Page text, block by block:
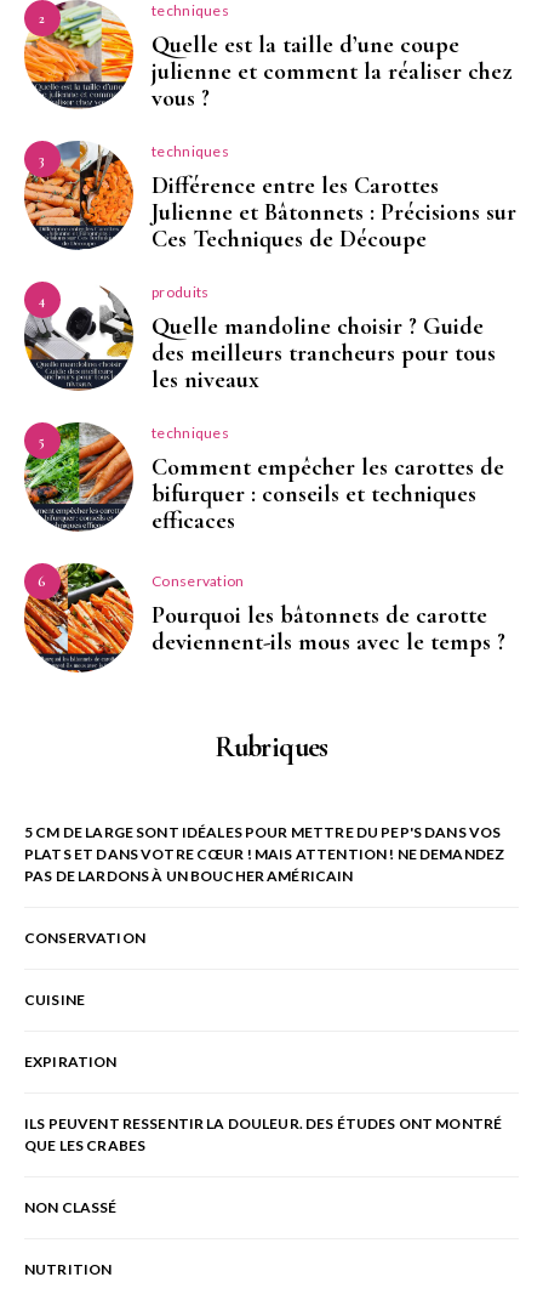
2 techniques
Quelle est la taille d’une coupe
julienne et comment la réaliser chez
vous ?
3 techniques
Différence entre les Carottes
Julienne et Bâtonnets : Précisions sur
Ces Techniques de Découpe
4 produits
Quelle mandoline choisir ? Guide
des meilleurs trancheurs pour tous
les niveaux
5 techniques
Comment empêcher les carottes de
bifurquer : conseils et techniques
efficaces
6 Conservation
Pourquoi les bâtonnets de carotte
deviennent-ils mous avec le temps ?
Rubriques
5 CM DE LARGE SONT IDÉALES POUR METTRE DU PEP'S DANS VOS
PLATS ET DANS VOTRE CŒUR ! MAIS ATTENTION ! NE DEMANDEZ
PAS DE LARDONS À UN BOUCHER AMÉRICAIN
CONSERVATION
CUISINE
EXPIRATION
ILS PEUVENT RESSENTIR LA DOULEUR. DES ÉTUDES ONT MONTRÉ
QUE LES CRABES
NON CLASSÉ
NUTRITION